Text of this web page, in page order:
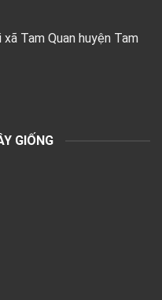
Tam Quan huyện Tam
GIỐNG